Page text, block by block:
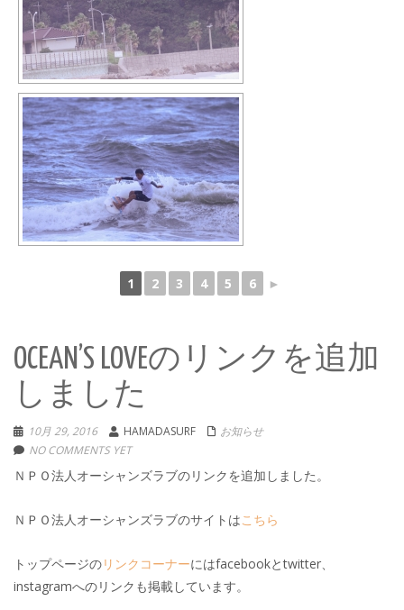
1 2 3 4 5 6 ►
OCEAN’S LOVEのリンクを追加
しました
10月 29, 2016 HAMADASURF
お知らせ
NO COMMENTS YET
ＮＰＯ法人オーシャンズラブのリンクを追加しました。
ＮＰＯ法人オーシャンズラブのサイトはこちら
トップページのリンクコーナーにはfacebookとtwitter、
instagramへのリンクも掲載しています。